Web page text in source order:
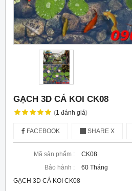
GẠCH 3D CÁ KOI CK08
(1 đánh giá)
FACEBOOK SHARE X
Mã sản phẩm :
CK08
Bảo hành :
60 Tháng
GẠCH 3D CÁ KOI CK08